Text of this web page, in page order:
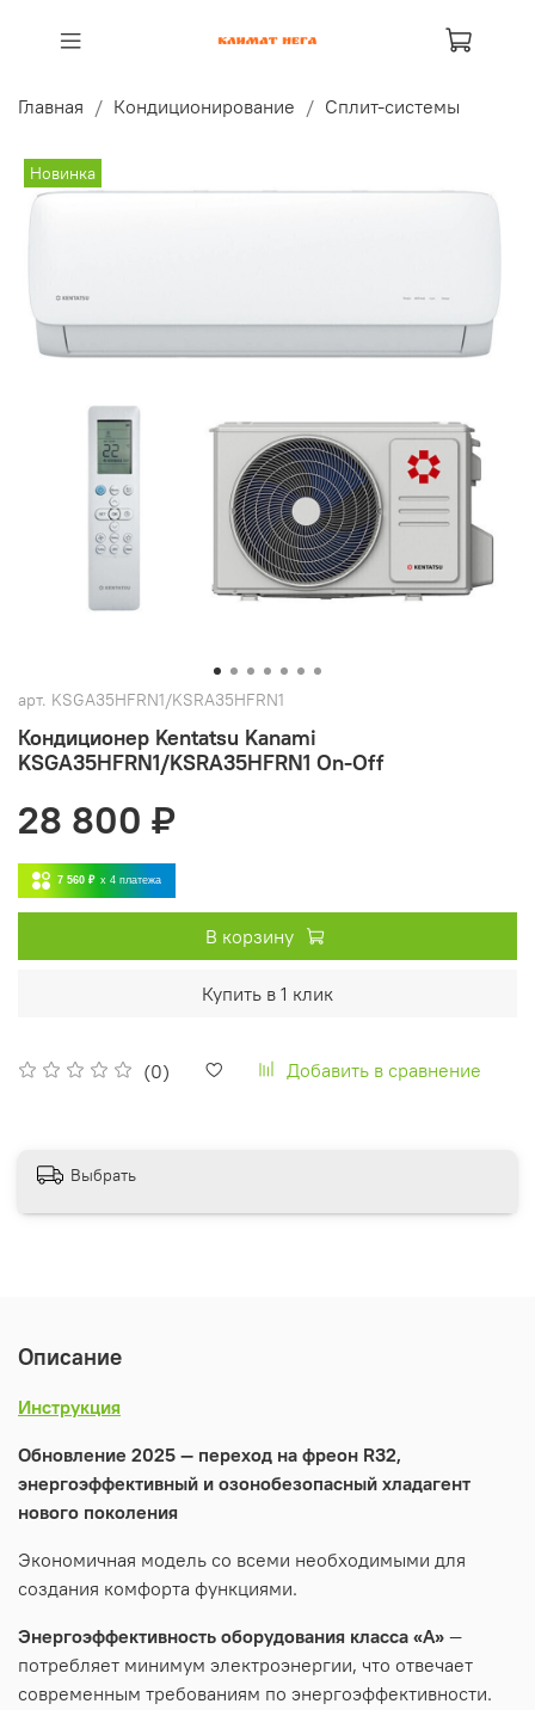
Главная Кондиционирование Сплит-системы
Новинка
арт. KSGA35HFRN1/KSRA35HFRN1
Кондиционер Kentatsu Kanami
KSGA35HFRN1/KSRA35HFRN1 On-Off
(0) Добавить в сравнение
28 800 ₽
7 560 ₽ x 4 платежа
В корзину
Купить в 1 клик
Выбрать
Описание
Инструкция
Обновление 2025 — переход на фреон R32,
энергоэффективный и озонобезопасный хладагент
нового поколения
Экономичная модель со всеми необходимыми для
создания комфорта функциями.
Энергоэффективность оборудования класса «А» —
потребляет минимум электроэнергии, что отвечает
современным требованиям по энергоэффективности.